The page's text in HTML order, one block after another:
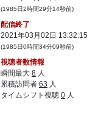
(1985日2時間29分14秒前)
配信終了
2021年03月02日 13:32:15
(1985日0時間34分09秒前)
視聴者数情報
瞬間最大 8 人
累積訪問者 63 人
タイムシフト視聴 0 人